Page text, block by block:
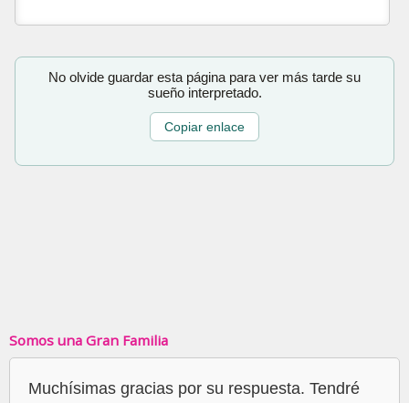
No olvide guardar esta página para ver más tarde su
sueño interpretado.
Copiar enlace
Somos una Gran Familia
Muchísimas gracias por su respuesta. Tendré